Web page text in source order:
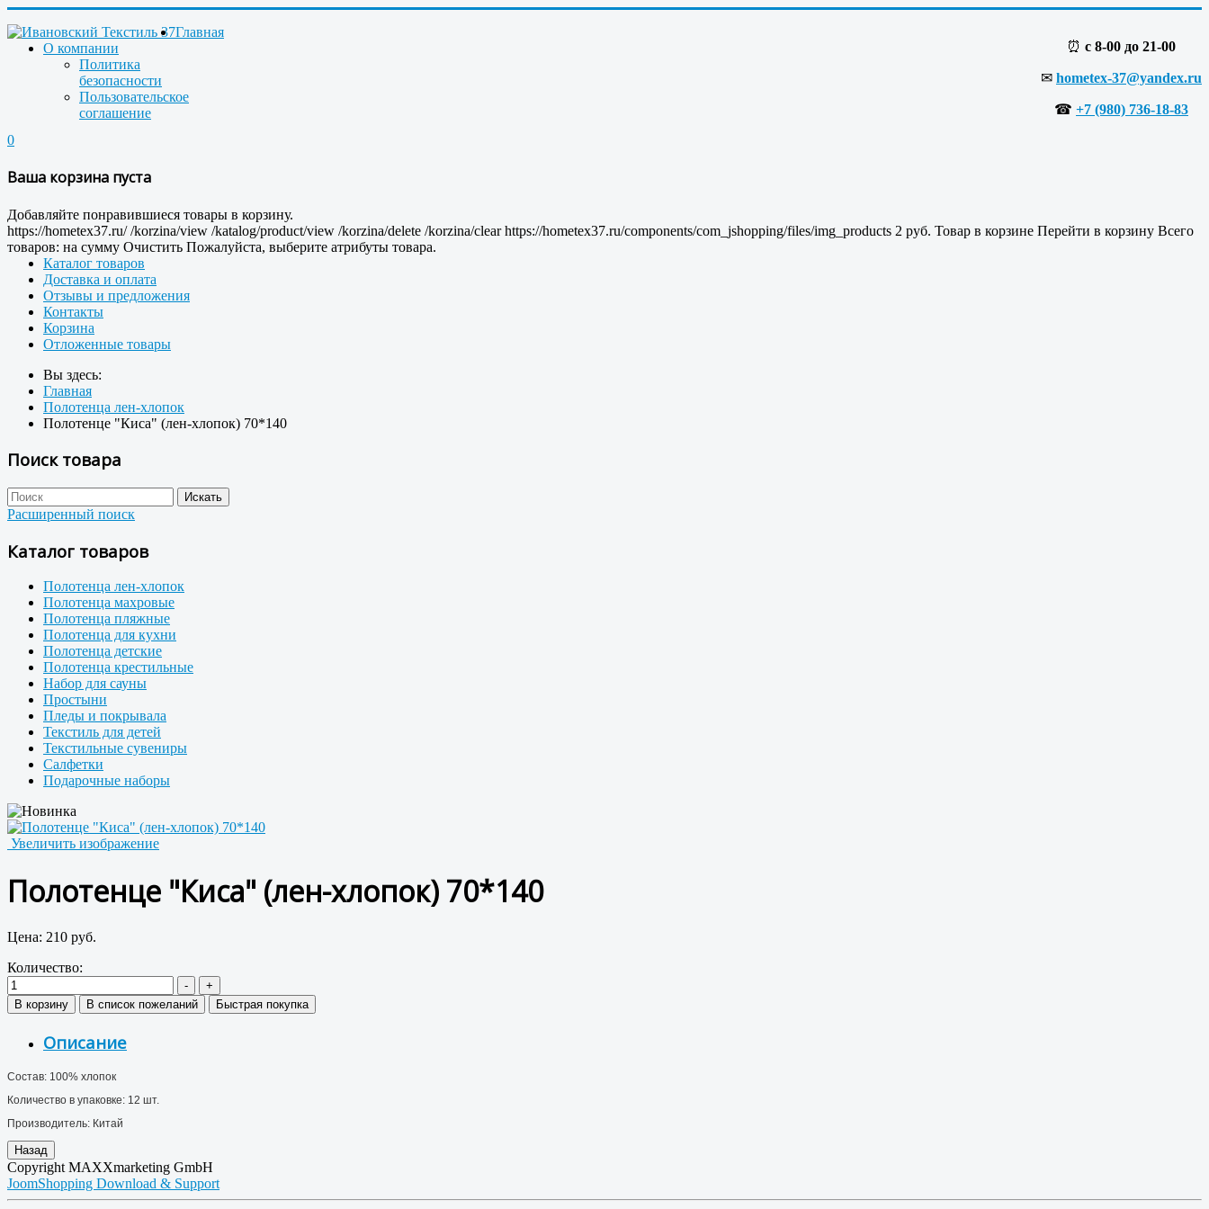
⏰ с 8-00 до 21-00
✉ hometex-37@yandex.ru
☎ +7 (980) 736-18-83
0
Ваша корзина пуста
Добавляйте понравившиеся товары в корзину.
https://hometex37.ru/ /korzina/view /katalog/product/view /korzina/delete /korzina/clear https://hometex37.ru/components/com_jshopping/files/img_products 2 руб. Товар в корзине Перейти в корзину Всего
товаров: на сумму Очистить Пожалуйста, выберите атрибуты товара.
Главная
О компании
Политика
безопасности
Пользовательское
соглашение
Каталог товаров
Доставка и оплата
Отзывы и предложения
Контакты
Корзина
Отложенные товары
Вы здесь:
Главная
Полотенца лен-хлопок
Полотенце "Киса" (лен-хлопок) 70*140
Поиск товара
Расширенный поиск
Каталог товаров
Полотенца лен-хлопок
Полотенца махровые
Полотенца пляжные
Полотенца для кухни
Полотенца детские
Полотенца крестильные
Набор для сауны
Простыни
Пледы и покрывала
Текстиль для детей
Текстильные сувениры
Салфетки
Подарочные наборы
Увеличить изображение
Полотенце "Киса" (лен-хлопок) 70*140
Цена: 210 руб.
Количество:
Описание
Состав: 100% хлопок
Количество в упаковке: 12 шт.
Производитель: Китай
Copyright MAXXmarketing GmbH
JoomShopping Download & Support